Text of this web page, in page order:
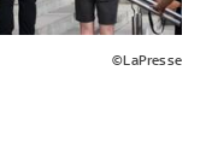
©LaPresse